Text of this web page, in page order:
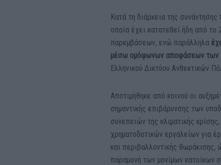
Κατά τη διάρκεια της συνάντησης
οποία έχει κατατεθεί ήδη από
παρεμβάσεων, ενώ παράλληλα
μέσω ομόφωνων αποφάσεων των
Ελληνικού Δικτύου Ανθεκτικών
Αποτιμήθηκε από κοινού οι
σημαντικής επιβάρυνσης των
συνεπειών της κλιματικής
χρηματοδοτικών εργαλείων για
και περιβαλλοντικής θωράκισης,
παραμονή των μονίμων κατοίκων